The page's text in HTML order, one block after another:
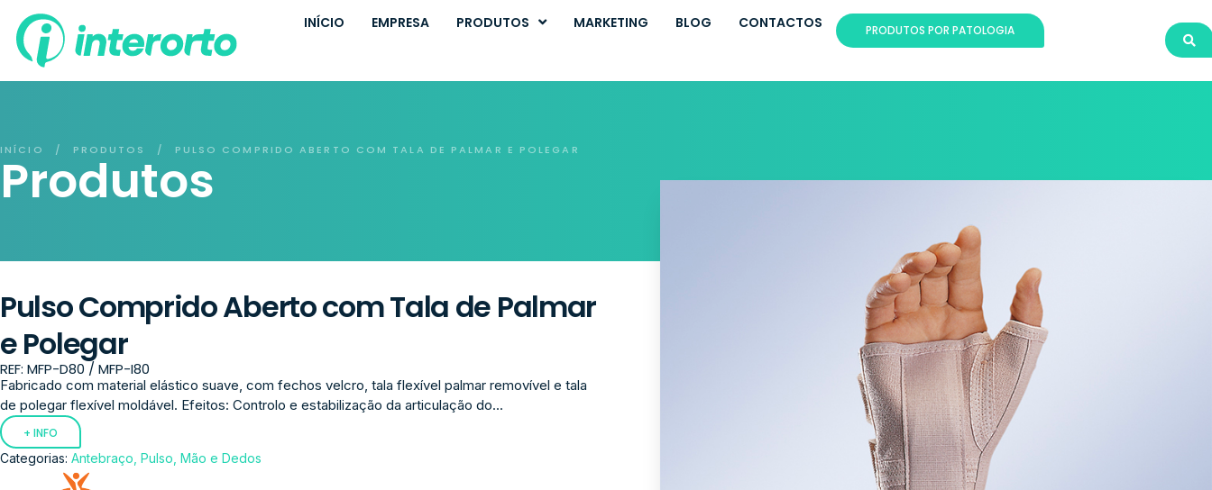
INÍCIO EMPRESA PRODUTOS MARKETING BLOG CONTACTOS PRODUTOS POR PATOLOGIA
INÍCIO / PRODUTOS / PULSO COMPRIDO ABERTO COM TALA DE PALMAR E POLEGAR
Produtos
Pulso Comprido Aberto com Tala de Palmar
e Polegar
REF: MFP-D80 / MFP-I80
Fabricado com material elástico suave, com fechos velcro, tala flexível palmar removível e tala
de polegar flexível moldável. Efeitos: Controlo e estabilização da articulação do...
+ INFO
Categorias: Antebraço, Pulso, Mão e Dedos